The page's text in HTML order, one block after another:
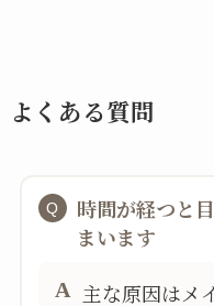
よくある質問
時間が経つと
まいます
主な原因はメ